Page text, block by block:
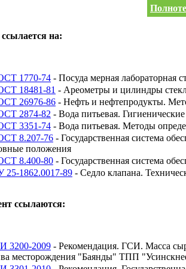
на:
1770-74 - Посуда мерная лабораторная
18481-81 - Ареометры и цилиндры
26976-86 - Нефть и нефтепродукты.
2874-82 - Вода питьевая.
3351-74 - Вода питьевая. Методы
8.207-76 - Государственная система
положения
8.400-80 - Государственная система
25-1862.0017-89 - Седло клапана.
ссылаются:
3200-2009 - Рекомендация. ГСИ. Масса
месторождения "Баянды" ТПП